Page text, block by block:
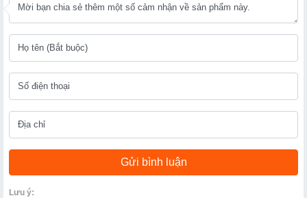
Lưu ý: